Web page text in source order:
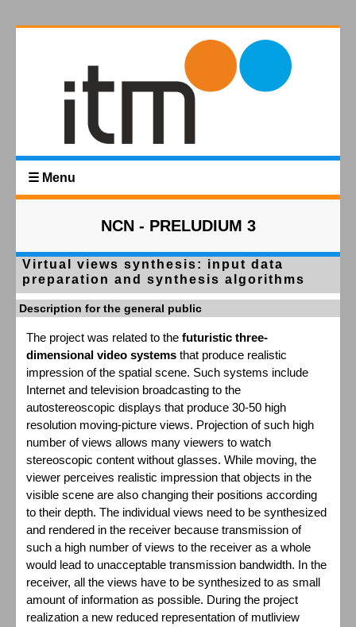
☰ Menu
NCN - PRELUDIUM 3
Virtual views synthesis: input data
preparation and synthesis algorithms
Description for the general public
The project was related to thefuturistic three-
dimensional video systems that produce realistic
impression of the spatial scene. Such systems include
Internet and television broadcasting to the
autostereoscopic displays that produce 30-50 high
resolution moving-picture views. Projection of such high
number of views allows many viewers to watch
stereoscopic content without glasses. While moving, the
viewer perceives realistic impression that objects in the
visible scene are also changing their positions according
to their depth. The individual views need to be synthesized
and rendered in the receiver because transmission of
such a high number of views to the receiver as a whole
would lead to unacceptable transmission bandwidth. In the
receiver, all the views have to be synthesized to as small
amount of information as possible. During the project
realization a new reduced representation of mutliview